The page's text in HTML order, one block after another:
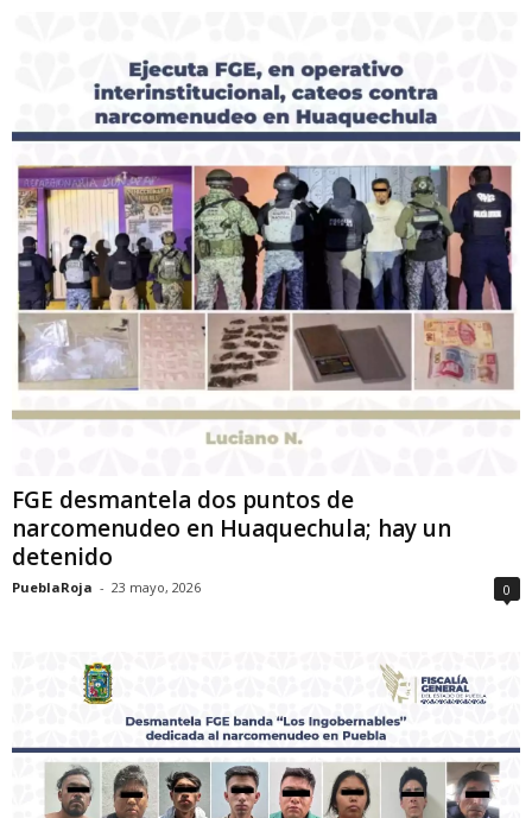
FGE desmantela dos puntos de
narcomenudeo en Huaquechula; hay un
detenido
PueblaRoja - 23 mayo, 2026 0